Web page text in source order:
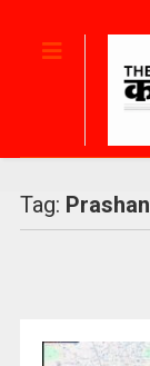
Tag: